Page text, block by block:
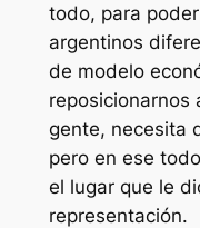
todo, para
argentinos
de modelo
reposicionarnos
gente, necesita
pero en ese
el lugar que le
representación.